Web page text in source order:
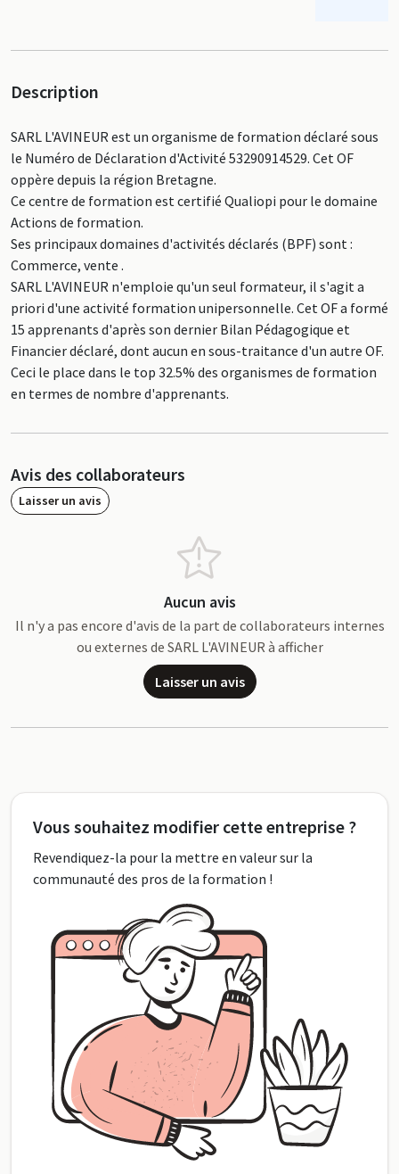
Description
SARL L'AVINEUR est un organisme de formation déclaré sous
le Numéro de Déclaration d'Activité 53290914529. Cet OF
oppère depuis la région Bretagne.
Ce centre de formation est certifié Qualiopi pour le domaine
Actions de formation.
Ses principaux domaines d'activités déclarés (BPF) sont :
Commerce, vente .
SARL L'AVINEUR n'emploie qu'un seul formateur, il s'agit a
priori d'une activité formation unipersonnelle. Cet OF a formé
15 apprenants d'après son dernier Bilan Pédagogique et
Financier déclaré, dont aucun en sous-traitance d'un autre OF.
Ceci le place dans le top 32.5% des organismes de formation
en termes de nombre d'apprenants.
Avis des collaborateurs
Laisser un avis
Aucun avis
Il n'y a pas encore d'avis de la part de collaborateurs internes
ou externes de SARL L'AVINEUR à afficher
Laisser un avis
Vous souhaitez modifier cette entreprise ?
Revendiquez-la pour la mettre en valeur sur la
communauté des pros de la formation !